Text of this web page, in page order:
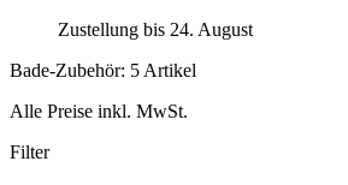
Zustellung bis 24. August
Bade-Zubehör: 5 Artikel
Alle Preise inkl. MwSt.
Filter